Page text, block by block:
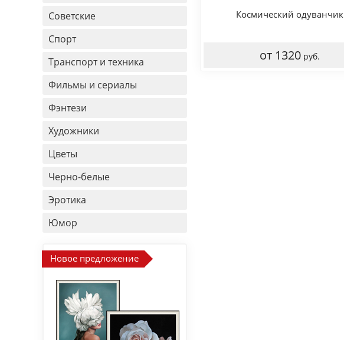
Советские
Спорт
Транспорт и техника
Фильмы и сериалы
Фэнтези
Художники
Цветы
Черно-белые
Эротика
Юмор
Новое предложение
Космический одуванчик
от 1320 руб.